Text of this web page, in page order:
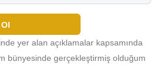
yer alan açıklamalar kapsamında
bünyesinde gerçekleştirmiş olduğum